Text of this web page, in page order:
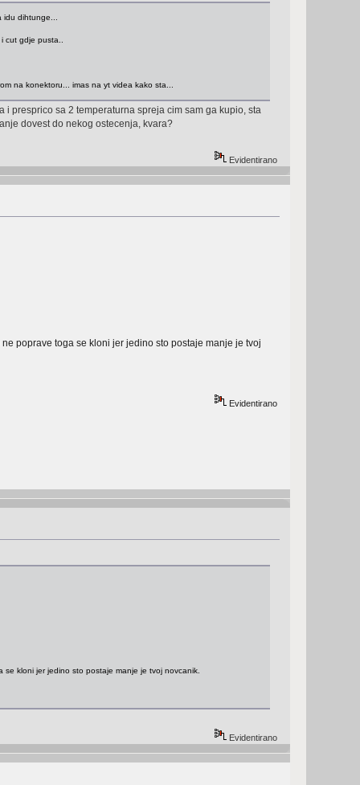
dihtunge...
gdje pusta..
na konektoru... imas na yt videa kako sta...
presprico sa 2 temperaturna spreja cim sam ga kupio, sta
dovest do nekog ostecenja, kvara?
Evidentirano
poprave toga se kloni jer jedino sto postaje manje je tvoj
Evidentirano
kloni jer jedino sto postaje manje je tvoj novcanik.
Evidentirano